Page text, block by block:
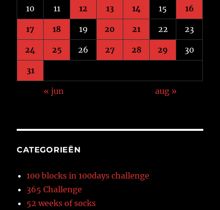
10 11 12 13 14 15 16
17 18 19 20 21 22 23
24 25 26 27 28 29 30
31
« jun aug »
CATEGORIEËN
100 blocks in 100days challenge
365 Challenge
52 weeks of socks